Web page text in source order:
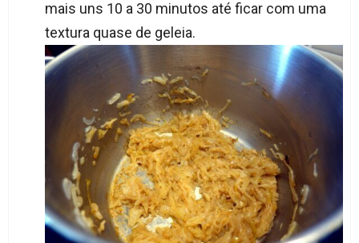
mais uns 10 a 30 minutos até ficar com uma
textura quase de geleia.